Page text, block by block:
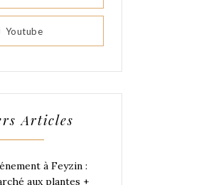
Youtube
Articles
à Feyzin :
aux plantes +